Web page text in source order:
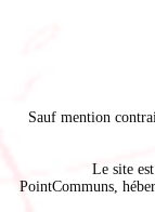
Sauf mention
Le site
PointCommuns ,